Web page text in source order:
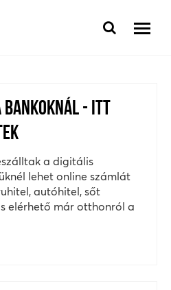
BANKOKNÁL - ITT
a digitális
lehet online számlát
autóhitel, sőt
elérhető már otthonról a